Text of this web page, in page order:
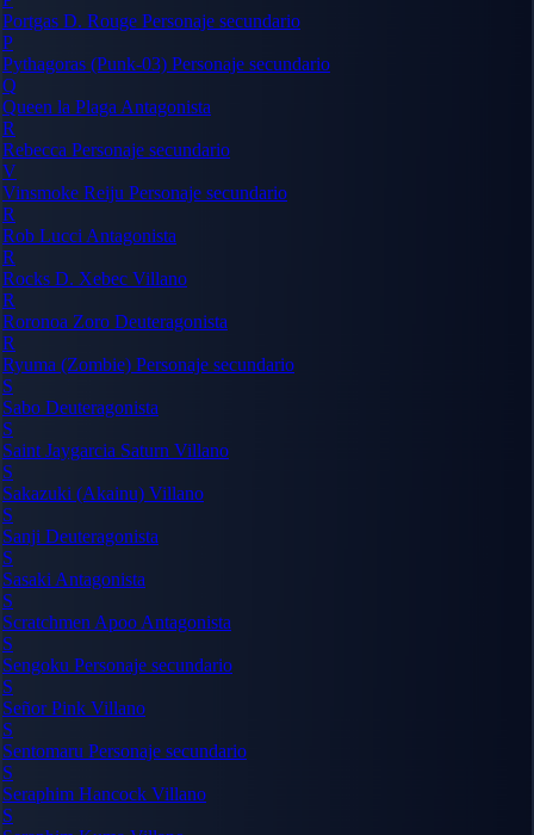
Portgas D. Rouge Personaje secundario
P
Pythagoras (Punk-03) Personaje secundario
Q
Queen la Plaga Antagonista
R
Rebecca Personaje secundario
V
Vinsmoke Reiju Personaje secundario
R
Rob Lucci Antagonista
R
Rocks D. Xebec Villano
R
Roronoa Zoro Deuteragonista
R
Ryuma (Zombie) Personaje secundario
S
Sabo Deuteragonista
S
Saint Jaygarcia Saturn Villano
S
Sakazuki (Akainu) Villano
S
Sanji Deuteragonista
S
Sasaki Antagonista
S
Scratchmen Apoo Antagonista
S
Sengoku Personaje secundario
S
Señor Pink Villano
S
Sentomaru Personaje secundario
S
Seraphim Hancock Villano
S